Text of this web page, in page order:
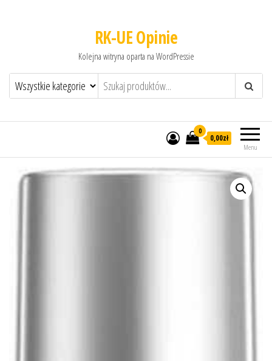
RK-UE Opinie
Kolejna witryna oparta na WordPressie
Menu
0
0,00zł